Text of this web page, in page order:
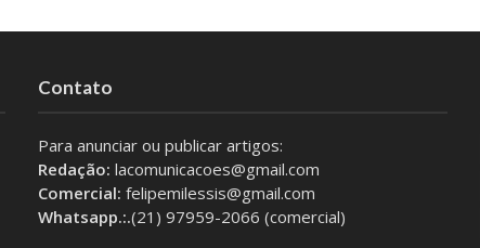
Contato
Para anunciar ou publicar artigos:
Redação: lacomunicacoes@gmail.com
Comercial: felipemilessis@gmail.com
Whatsapp.:.(21) 97959-2066 (comercial)